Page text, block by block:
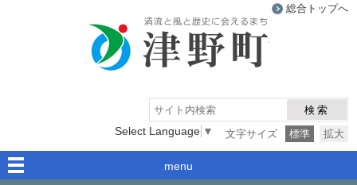
総合トップへ
検索
文字サイズ
標準 拡大
Select Language ▼
menu